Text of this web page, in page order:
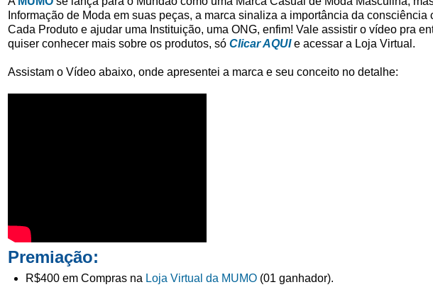
Informação de Moda em suas peças, a marca sinaliza a importância da consciência
Cada Produto e ajudar uma Instituição, uma ONG, enfim! Vale assistir o vídeo pra
quiser conhecer mais sobre os produtos, só Clicar AQUIe acessar a Loja Virtual.
Assistam o Vídeo abaixo, onde apresentei a marca e seu conceito no detalhe:
Premiação:
R$400 em Compras na Loja Virtual da MUMO(01 ganhador).